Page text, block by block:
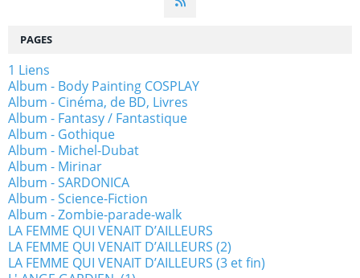
PAGES
1 Liens
Album - Body Painting COSPLAY
Album - Cinéma, de BD, Livres
Album - Fantasy / Fantastique
Album - Gothique
Album - Michel-Dubat
Album - Mirinar
Album - SARDONICA
Album - Science-Fiction
Album - Zombie-parade-walk
LA FEMME QUI VENAIT D’AILLEURS
LA FEMME QUI VENAIT D’AILLEURS (2)
LA FEMME QUI VENAIT D’AILLEURS (3 et fin)